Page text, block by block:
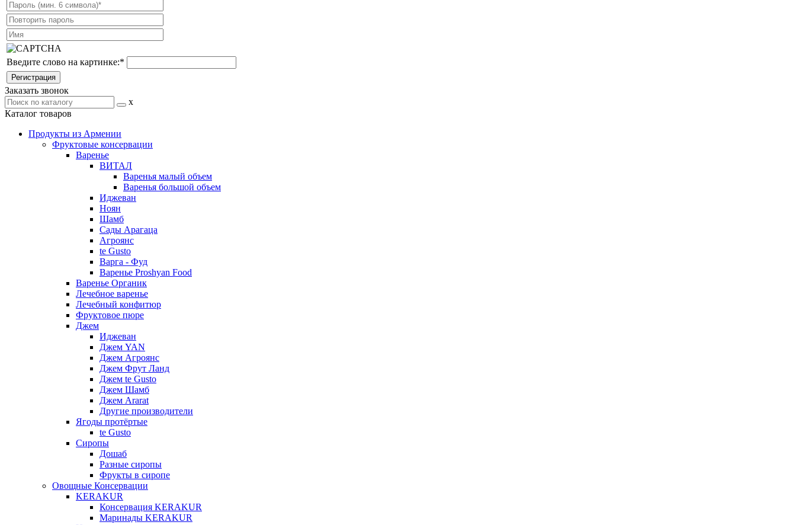
Введите слово на картинке:*
Заказать звонок
x
Каталог товаров
Продукты из Армении
Фруктовые консервации
Варенье
ВИТАЛ
Варенья малый объем
Варенья большой объем
Иджеван
Ноян
Шамб
Сады Арагаца
Агроянс
te Gusto
Варга - Фуд
Варенье Proshyan Food
Варенье Органик
Лечебное варенье
Лечебный конфитюр
Фруктовое пюре
Джем
Иджеван
Джем YAN
Джем Агроянс
Джем Фрут Ланд
Джем te Gusto
Джем Шамб
Джем Ararat
Другие производители
Ягоды протёртые
te Gusto
Сиропы
Дошаб
Разные сиропы
Фрукты в сиропе
Овощные Консервации
KERAKUR
Консервация KERAKUR
Маринады KERAKUR